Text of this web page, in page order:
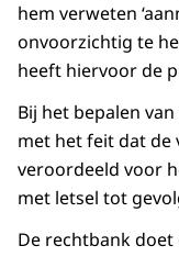
hem verweten
onvoorzichtig te
heeft hiervoor de
Bij het bepalen
met het feit dat de
veroordeeld voor
met letsel tot
De rechtbank